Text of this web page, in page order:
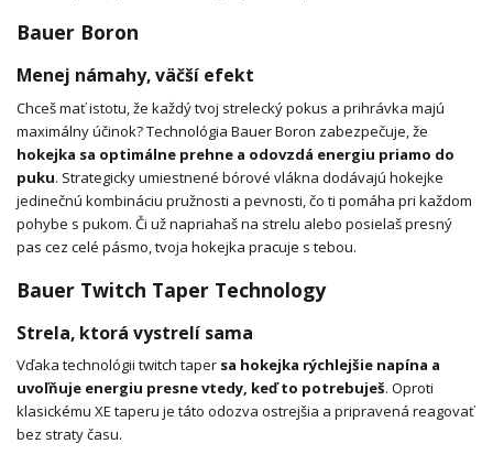
Bauer Boron
Menej námahy, väčší efekt
Chceš mať istotu, že každý tvoj strelecký pokus a prihrávka majú
maximálny účinok? Technológia Bauer Boron zabezpečuje, že
hokejka sa optimálne prehne a odovzdá energiu priamo do
puku. Strategicky umiestnené bórové vlákna dodávajú hokejke
jedinečnú kombináciu pružnosti a pevnosti, čo ti pomáha pri každom
pohybe s pukom. Či už napriahaš na strelu alebo posielaš presný
pas cez celé pásmo, tvoja hokejka pracuje s tebou.
Bauer Twitch Taper Technology
Strela, ktorá vystrelí sama
Vďaka technológii twitch taper sa hokejka rýchlejšie napína a
uvoľňuje energiu presne vtedy, keď to potrebuješ. Oproti
klasickému XE taperu je táto odozva ostrejšia a pripravená reagovať
bez straty času.